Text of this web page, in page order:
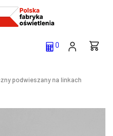
0
podwieszany na linkach